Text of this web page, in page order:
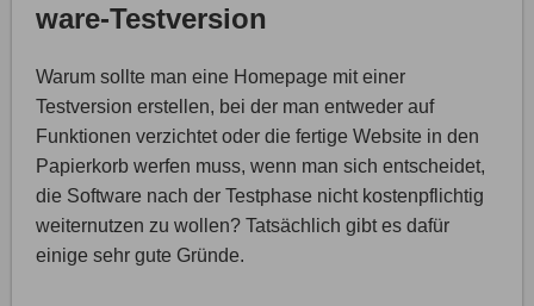
ware-Testversion
Warum sollte man eine Homepage mit einer
Testversion erstellen, bei der man entweder auf
Funktionen verzichtet oder die fertige Website in den
Papierkorb werfen muss, wenn man sich entscheidet,
die Software nach der Testphase nicht kostenpflichtig
weiternutzen zu wollen? Tatsächlich gibt es dafür
einige sehr gute Gründe.